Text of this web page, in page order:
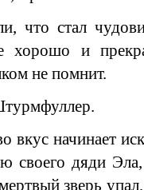
что стал
хорошо и
не помнит.
начинает
своего дяди
зверь